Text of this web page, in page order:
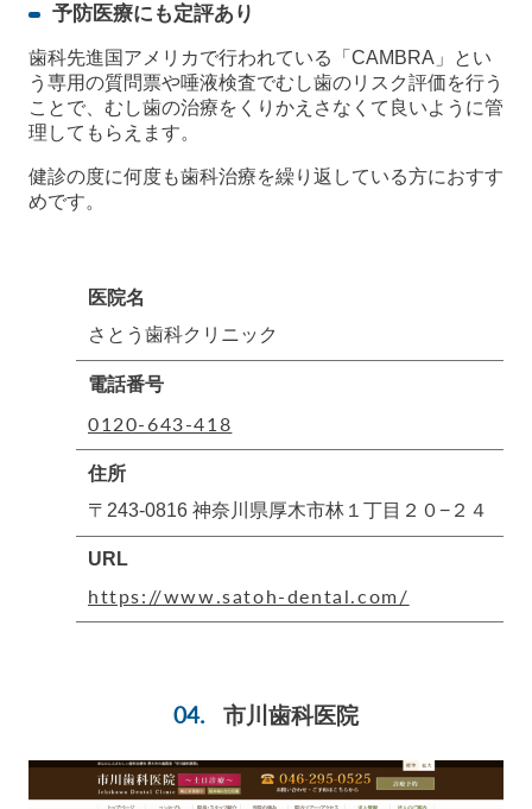
予防医療にも定評あり
歯科先進国アメリカで行われている「CAMBRA」とい
う専用の質問票や唾液検査でむし歯のリスク評価を行う
ことで、むし歯の治療をくりかえさなくて良いように管
理してもらえます。
健診の度に何度も歯科治療を繰り返している方におすす
めです。
医院名
さとう歯科クリニック
電話番号
0120-643-418
住所
〒243-0816 神奈川県厚木市林１丁目２０−２４
URL
https://www.satoh-dental.com/
市川歯科医院